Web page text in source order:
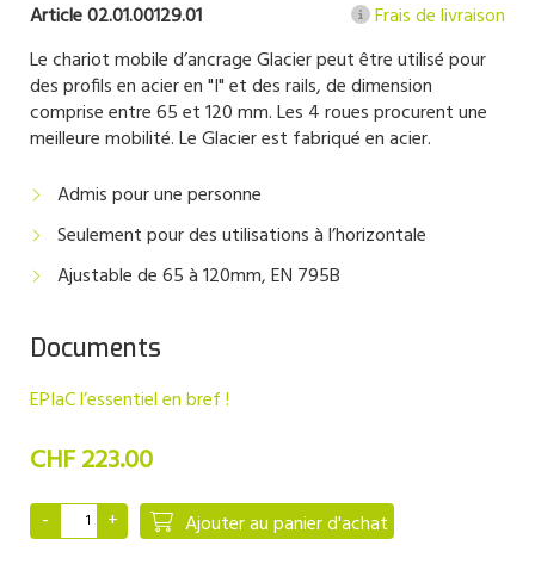
Article 02.01.00129.01
Frais de livraison
Le chariot mobile d’ancrage Glacier peut être utilisé pour
des profils en acier en "I" et des rails, de dimension
comprise entre 65 et 120 mm. Les 4 roues procurent une
meilleure mobilité. Le Glacier est fabriqué en acier.
Admis pour une personne
Seulement pour des utilisations à l’horizontale
Ajustable de 65 à 120mm, EN 795B
Documents
EPIaC l’essentiel en bref !
CHF 223.00
Ajouter au panier d'achat